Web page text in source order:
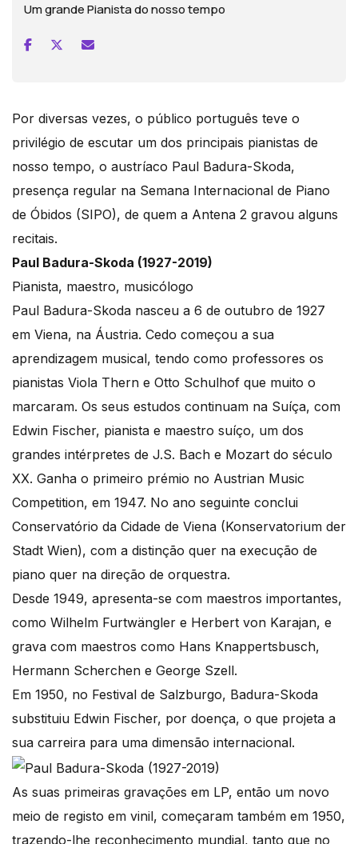
Um grande Pianista do nosso tempo
Por diversas vezes, o público português teve o
privilégio de escutar um dos principais pianistas de
nosso tempo, o austríaco Paul Badura-Skoda,
presença regular na Semana Internacional de Piano
de Óbidos (SIPO), de quem a Antena 2 gravou alguns
recitais.
Paul Badura-Skoda (1927-2019)
Pianista, maestro, musicólogo
Paul Badura-Skoda nasceu a 6 de outubro de 1927
em Viena, na Áustria. Cedo começou a sua
aprendizagem musical, tendo como professores os
pianistas Viola Thern e Otto Schulhof que muito o
marcaram. Os seus estudos continuam na Suíça, com
Edwin Fischer, pianista e maestro suíço, um dos
grandes intérpretes de J.S. Bach e Mozart do século
XX. Ganha o primeiro prémio no Austrian Music
Competition, em 1947. No ano seguinte conclui
Conservatório da Cidade de Viena (Konservatorium der
Stadt Wien), com a distinção quer na execução de
piano quer na direção de orquestra.
Desde 1949, apresenta-se com maestros importantes,
como Wilhelm Furtwängler e Herbert von Karajan, e
grava com maestros como Hans Knappertsbusch,
Hermann Scherchen e George Szell.
Em 1950, no Festival de Salzburgo, Badura-Skoda
substituiu Edwin Fischer, por doença, o que projeta a
sua carreira para uma dimensão internacional.
As suas primeiras gravações em LP, então um novo
meio de registo em vinil, começaram também em 1950,
trazendo-lhe reconhecimento mundial, tanto que no